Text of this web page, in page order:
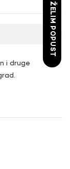
i druge
ŽELIM POPUST